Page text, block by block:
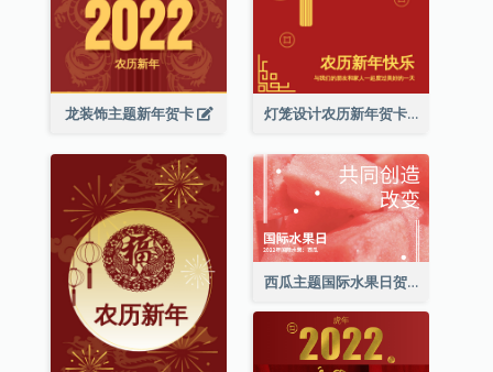
龙装饰主题新年贺卡 灯笼设计农历新年贺卡
西瓜主题国际水果日贺卡